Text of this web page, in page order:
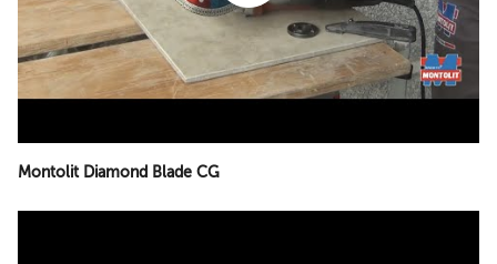
Montolit Diamond Blade CG